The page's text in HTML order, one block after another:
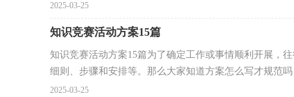
2025-03-25
知识竞赛活动方案15篇
知识竞赛活动方案15篇为了确定工作或事情顺利开展，
细则、步骤和安排等。那么大家知道方案怎么写才规范
2025-03-25